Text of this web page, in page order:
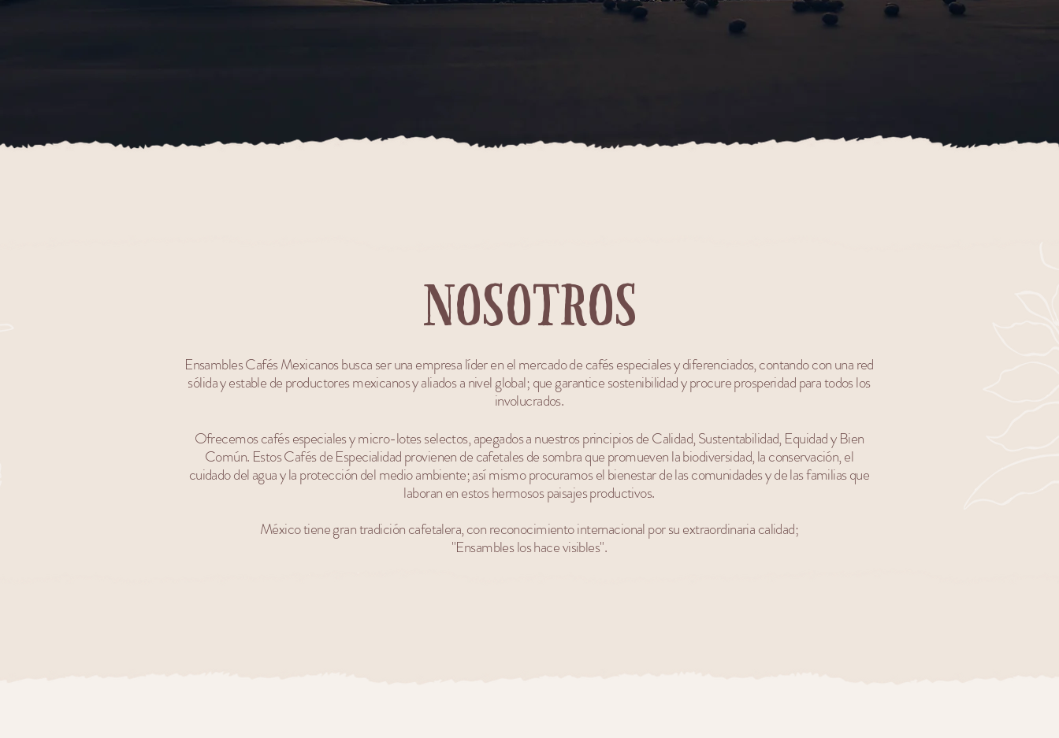
Nosotros
Ensambles Cafés Mexicanos busca ser una empresa líder en el mercado de cafés especiales y diferenciados, contando con una red
sólida y estable de productores mexicanos y aliados a nivel global; que garantice sostenibilidad y procure prosperidad para todos los
involucrados.
Ofrecemos cafés especiales y micro-lotes selectos, apegados a nuestros principios de Calidad, Sustentabilidad, Equidad y Bien
Común. Estos Cafés de Especialidad provienen de cafetales de sombra que promueven la biodiversidad, la conservación, el
cuidado del agua y la protección del medio ambiente; así mismo procuramos el bienestar de las comunidades y de las familias que
laboran en estos hermosos paisajes productivos.
México tiene gran tradición cafetalera, con reconocimiento internacional por su extraordinaria calidad;
"Ensambles los hace visibles".